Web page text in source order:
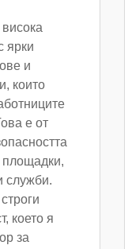
ярки
и
които
е от
площадки,
служби.
което я
за